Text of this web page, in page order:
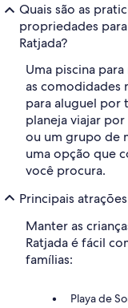
Quais são as
propriedades
Ratjada?
Uma piscina
as comodidades
para aluguel por
planeja viajar
ou um grupo de
uma opção que
você procura.
Principais
Manter as
Ratjada é fácil
famílias:
Playa de